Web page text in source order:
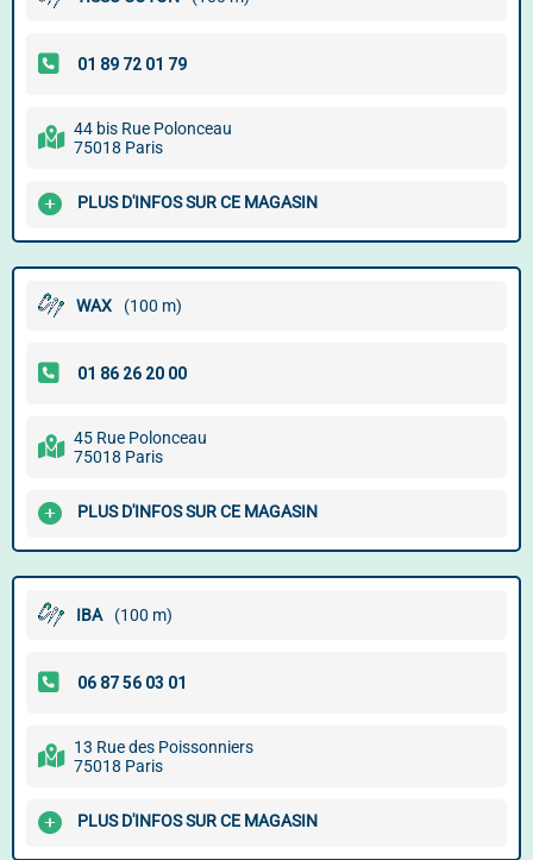
44 bis Rue Polonceau
75018 Paris
PLUS D'INFOS SUR CE MAGASIN
WAX (100 m)
45 Rue Polonceau
75018 Paris
PLUS D'INFOS SUR CE MAGASIN
IBA (100 m)
13 Rue des Poissonniers
75018 Paris
PLUS D'INFOS SUR CE MAGASIN